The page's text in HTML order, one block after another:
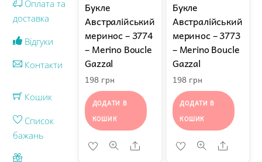
Букле
Австралійський
меринос – 3774
– Merino Boucle
Gazzal
198 грн
ДОДАТИ В
КОШИК
Share
Букле
Австралійський
меринос – 3773
– Merino Boucle
Gazzal
198 грн
ДОДАТИ В
КОШИК
Share
Оплата та
доставка
Відгуки
Контакти
Кошик
Список
бажань